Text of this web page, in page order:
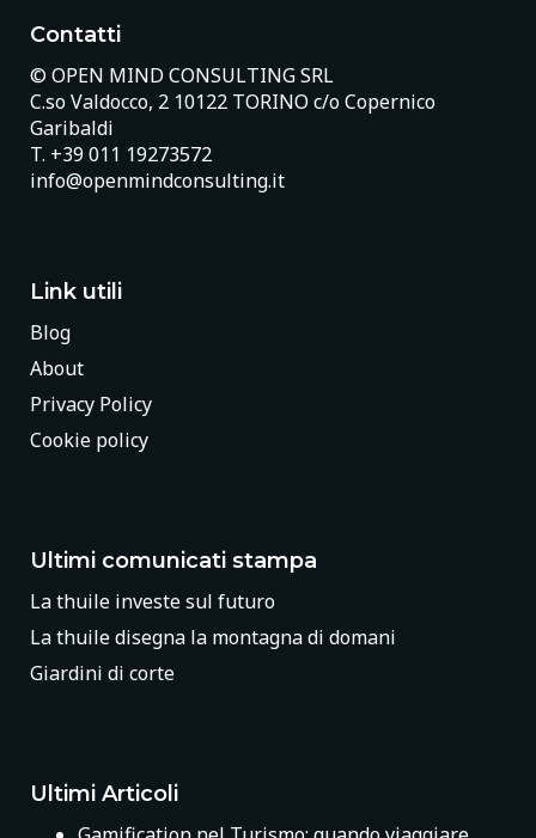
Contatti
© OPEN MIND CONSULTING SRL
C.so Valdocco, 2 10122 TORINO c/o Copernico
Garibaldi
T. +39 011 19273572
info@openmindconsulting.it
Link utili
Blog
About
Privacy Policy
Cookie policy
Ultimi comunicati stampa
La thuile investe sul futuro
La thuile disegna la montagna di domani
Giardini di corte
Ultimi Articoli